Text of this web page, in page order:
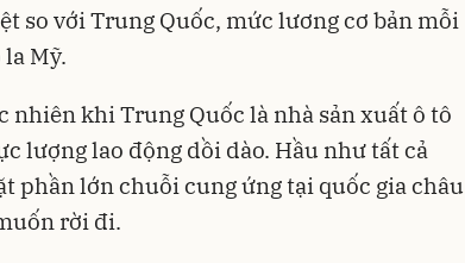
so với Trung Quốc, mức lương cơ bản mỗi
Mỹ.
nhiên khi Trung Quốc là nhà sản xuất ô tô
lượng lao động dồi dào. Hầu như tất cả
phần lớn chuỗi cung ứng tại quốc gia châu
rời đi.